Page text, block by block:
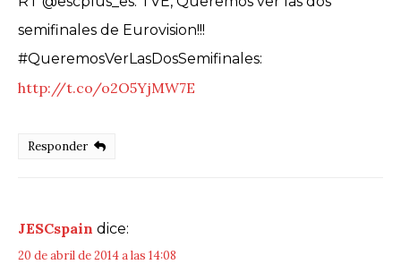
semifinales de Eurovision!!!
#QueremosVerLasDosSemifinales:
http://t.co/o2O5YjMW7E
Responder
JESCspain dice:
20 de abril de 2014 a las 14:08